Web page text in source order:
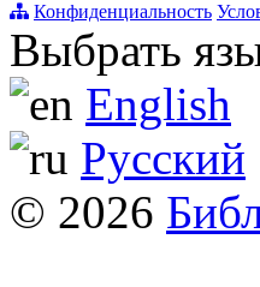
Конфиденциальность
Выбрать
English
Русский
© 2026